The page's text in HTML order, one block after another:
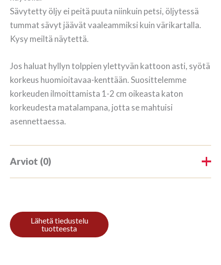
Sävytetty öljy ei peitä puuta niinkuin petsi, öljytessä
tummat sävyt jäävät vaaleammiksi kuin värikartalla.
Kysy meiltä näytettä.
Jos haluat hyllyn tolppien ylettyvän kattoon asti, syötä
korkeus huomioitavaa-kenttään. Suosittelemme
korkeuden ilmoittamista 1-2 cm oikeasta katon
korkeudesta matalampana, jotta se mahtuisi
asennettaessa.
Arviot (0)
Kirjoita ensimmäinen arvio